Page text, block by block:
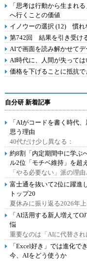
「思考は行動から生まれ
へ行くことの価値
イノウーの選択 (12) 慣れ
第742回 結果を引き受け
AIで画面を読み解かせて
AI時代に、人間が失って
価格を下げることに抵抗で
自分研 新着記事
「AIがコードを書く時代
思う理由
40代だけ少し異なる：
約8割「内定期間中に学
ル2位「モチベ維持」を超
「やる必要ない」派の理由
富士通を抜いて2位に躍
トップ20
夏休みに振り返る2026年
「AI活用する新人増えて
悩
重要なのは「AIに代替され
「Excel好き」では進化で
今、AIをどう使うか